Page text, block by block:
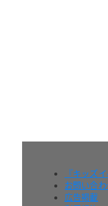
『キッズ
お問い合
広告掲載